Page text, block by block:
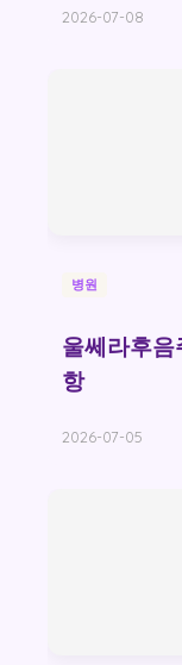
2026-07-08
병원
울쎄라후
항
2026-07-05